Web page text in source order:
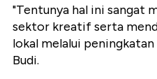
"Tentunya hal ini sangat
sektor kreatif serta
lokal melalui
Budi.